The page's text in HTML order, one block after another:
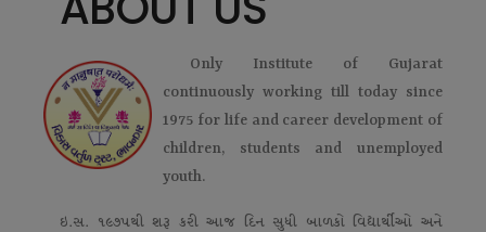
Only Institute of Gujarat
continuously working till today since
1975 for life and career development of
children, students and unemployed
youth.
ઇ.સ. ૧૯૭૫થી શરૂ કરી આજ દિન સુધી બાળકો વિદ્યાર્થીઓ અને